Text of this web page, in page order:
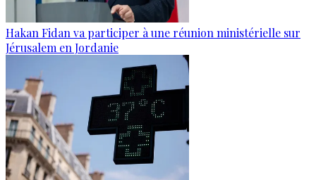
Hakan Fidan va participer à une réunion ministérielle sur
Jérusalem en Jordanie